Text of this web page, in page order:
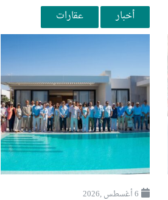
أخبار عقارات
6 أغسطس ,2026